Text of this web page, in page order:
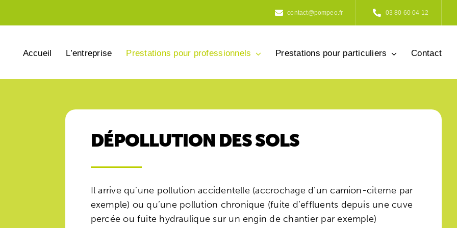
contact@pompeo.fr 03 80 60 04 12
Accueil L’entreprise Prestations pour professionnels Prestations pour particuliers Contact
DÉPOLLUTION DES SOLS
Il arrive qu’une pollution accidentelle (accrochage d’un camion-citerne par
exemple) ou qu’une pollution chronique (fuite d’effluents depuis une cuve
percée ou fuite hydraulique sur un engin de chantier par exemple)